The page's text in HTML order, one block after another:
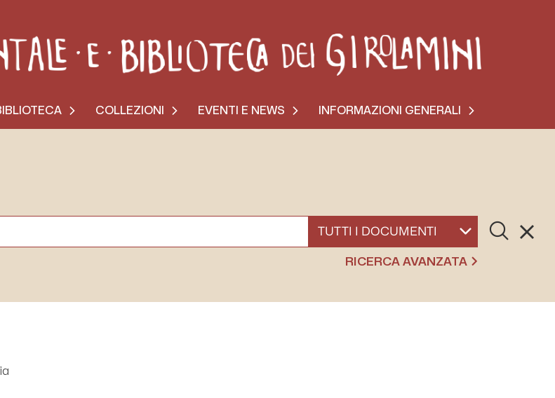
COLLEZIONI EVENTI E NEWS INFORMAZIONI GENERALI
SELEZIONA UN DOCUMENTO
Cerca
RICERCA AVANZATA